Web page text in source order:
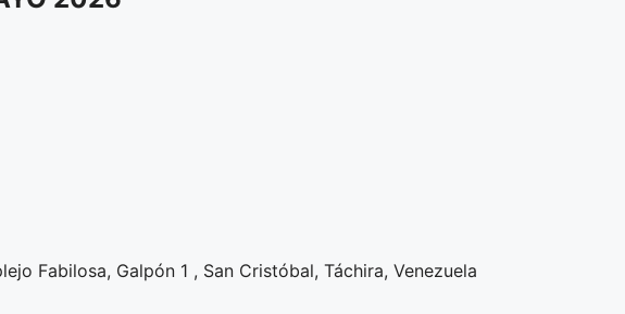
Fabilosa, Galpón 1 , San Cristóbal, Táchira, Venezuela